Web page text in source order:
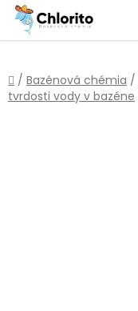
Prejsť
obsah
Domov
/ Bazénová chémia /
tvrdosti vody v bazéne